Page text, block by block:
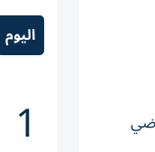
اليوم
1